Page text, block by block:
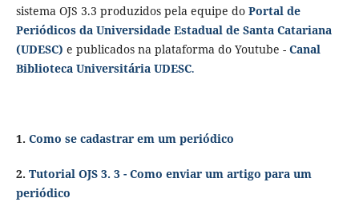
sistema OJS 3.3 produzidos pela equipe doPortal de
Periódicos da Universidade Estadual de Santa Catariana
(UDESC) e publicados na plataforma do Youtube - Canal
Biblioteca Universitária UDESC.
1. Como se cadastrar em um periódico
2. Tutorial OJS 3. 3 - Como enviar um artigo para um
periódico